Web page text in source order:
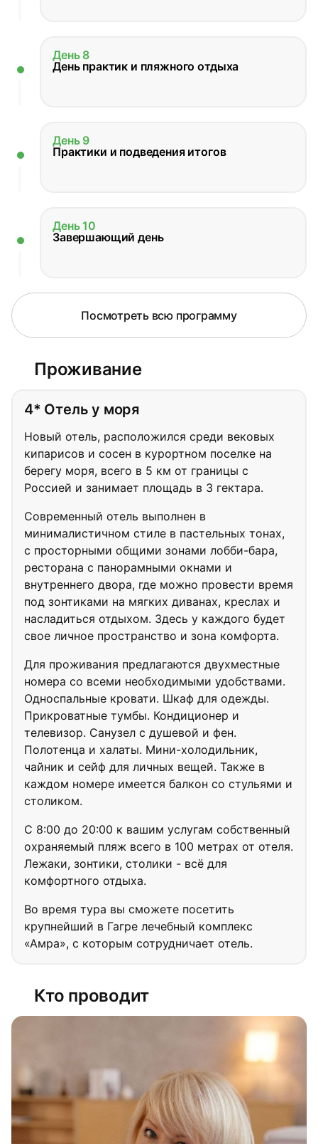
День 8
День практик и пляжного отдыха
День 9
Практики и подведения итогов
День 10
Завершающий день
Посмотреть всю программу
Проживание
4* Отель у моря
Новый отель, расположился среди вековых
кипарисов и сосен в курортном поселке на
берегу моря, всего в 5 км от границы с
Россией и занимает площадь в 3 гектара.
Современный отель выполнен в
минималистичном стиле в пастельных тонах,
с просторными общими зонами лобби-бара,
ресторана с панорамными окнами и
внутреннего двора, где можно провести время
под зонтиками на мягких диванах, креслах и
насладиться отдыхом. Здесь у каждого будет
свое личное пространство и зона комфорта.
Для проживания предлагаются двухместные
номера со всеми необходимыми удобствами.
Односпальные кровати. Шкаф для одежды.
Прикроватные тумбы. Кондиционер и
телевизор. Санузел с душевой и фен.
Полотенца и халаты. Мини-холодильник,
чайник и сейф для личных вещей. Также в
каждом номере имеется балкон со стульями и
столиком.
С 8:00 до 20:00 к вашим услугам собственный
охраняемый пляж всего в 100 метрах от отеля.
Лежаки, зонтики, столики - всё для
комфортного отдыха.
Во время тура вы сможете посетить
крупнейший в Гагре лечебный комплекс
«Амра», с которым сотрудничает отель.
Кто проводит